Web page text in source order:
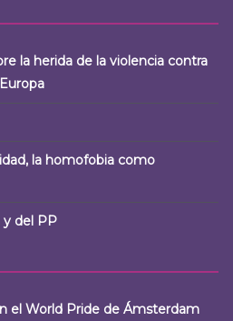
la herida de la violencia contra
la homofobia como
y del PP
el World Pride de Ámsterdam